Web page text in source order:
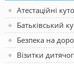
Атестаційні
Батьківський
Безпека на
Візитки